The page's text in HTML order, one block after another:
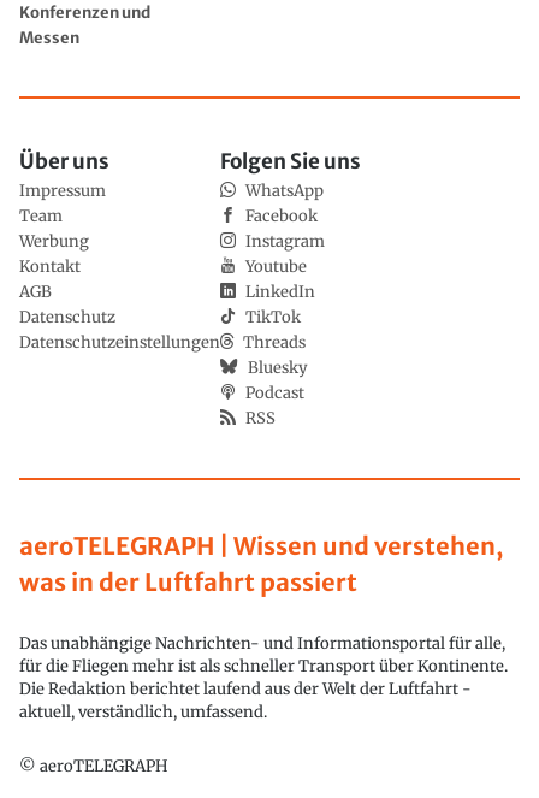
Konferenzen und
Messen
aeroTELEGRAPH | Wissen und verstehen,
was in der Luftfahrt passiert
Das unabhängige Nachrichten- und Informationsportal für alle,
für die Fliegen mehr ist als schneller Transport über Kontinente.
Die Redaktion berichtet laufend aus der Welt der Luftfahrt -
aktuell, verständlich, umfassend.
© aeroTELEGRAPH
Über uns
Impressum
Team
Werbung
Kontakt
AGB
Datenschutz
Datenschutzeinstellungen
Folgen Sie uns
WhatsApp
Facebook
Instagram
Youtube
LinkedIn
TikTok
Threads
Bluesky
Podcast
RSS